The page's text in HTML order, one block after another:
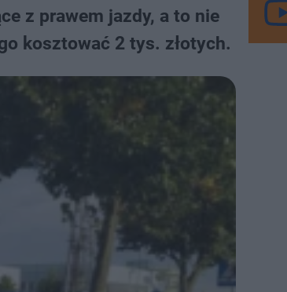
z prawem jazdy, a to nie
kosztować 2 tys. złotych.